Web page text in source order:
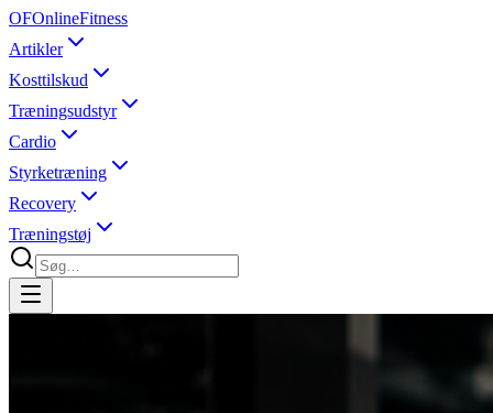
OFOnlineFitness
Artikler
Kosttilskud
Træningsudstyr
Cardio
Styrketræning
Recovery
Træningstøj